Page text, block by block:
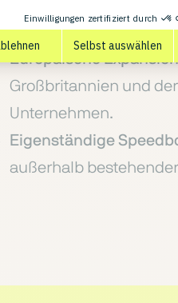
Marktplatzgeschäfts
Europäische Expansion
Großbritannien und
Unternehmen.
Eigenständige
außerhalb